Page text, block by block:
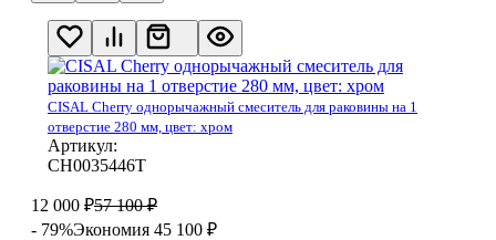
CISAL Cherry однорычажный смеситель для раковины на 1
отверстие 280 мм, цвет: хром
Артикул:
CH0035446T
12 000 ₽57 100 ₽
- 79%Экономия 45 100 ₽